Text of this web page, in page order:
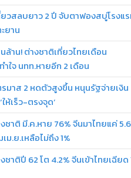
วสลบยาว 2 ปี จับตาฟองสบู่โรงแ
ยาน
าน! ต่างชาติเที่ยวไทยเดือน
ใจ นทท.หายอีก 2 เดือน
มาส 2 หดตัวสูงขึ้น หนุนรัฐจ่ายเงิน
ให้เร็ว-ตรงจุด’
ชาติ มี.ค.หาย 76% จีนมาไทยแค่
ม.ย.เหลือไม่ถึง 1%
าติปี 62 โต 4.2% จีนเข้าไทยเฉียด